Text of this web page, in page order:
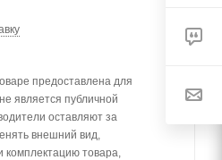
предоставлена для
является публичной
оставляют за
внешний вид,
комплектацию товара,